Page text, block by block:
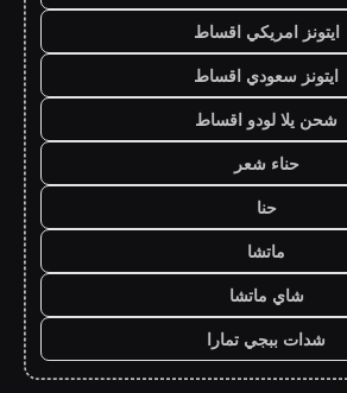
ايتونز امريكي اقساط
ايتونز سعودي اقساط
شحن يلا لودو اقساط
حناء شعر
حنا
ماتشا
شاي ماتشا
شدات ببجي تمارا